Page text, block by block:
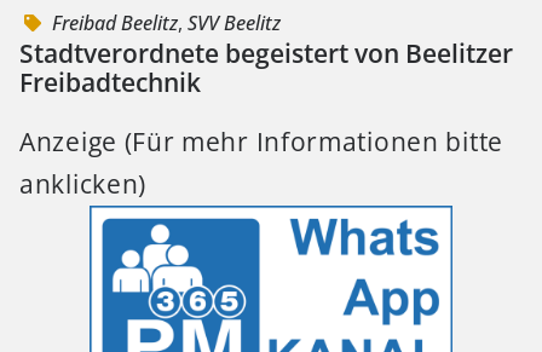
Freibad Beelitz, SVV Beelitz
Stadtverordnete begeistert von Beelitzer
Freibadtechnik
Anzeige (Für mehr Informationen bitte
anklicken)